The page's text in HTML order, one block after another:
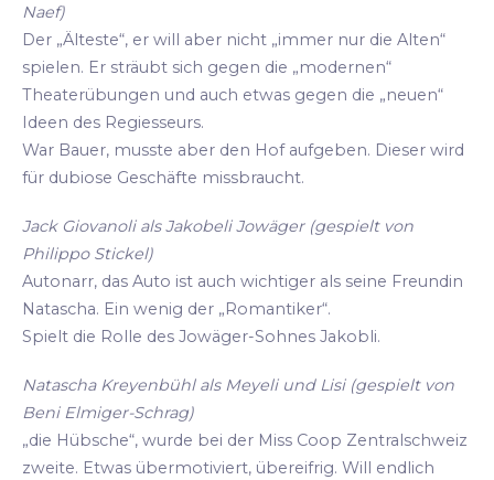
Naef)
Der „Älteste“, er will aber nicht „immer nur die Alten“
spielen. Er sträubt sich gegen die „modernen“
Theaterübungen und auch etwas gegen die „neuen“
Ideen des Regiesseurs.
War Bauer, musste aber den Hof aufgeben. Dieser wird
für dubiose Geschäfte missbraucht.
Jack Giovanoli als Jakobeli Jowäger (gespielt von
Philippo Stickel)
Autonarr, das Auto ist auch wichtiger als seine Freundin
Natascha. Ein wenig der „Romantiker“.
Spielt die Rolle des Jowäger-Sohnes Jakobli.
Natascha Kreyenbühl als Meyeli und Lisi (gespielt von
Beni Elmiger-Schrag)
„die Hübsche“, wurde bei der Miss Coop Zentralschweiz
zweite. Etwas übermotiviert, übereifrig. Will endlich